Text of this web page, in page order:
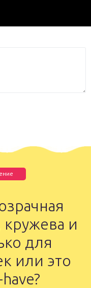
и
для
или это